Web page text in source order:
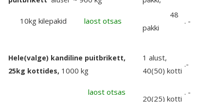
10kg kilepakid laost otsas
48
pakki
. -
Hele(valge) kandiline puitbrikett,
25kg kottides, 1000 kg
1 alust,
40(50) kotti
.-
laost otsas
20(25) kotti
. -